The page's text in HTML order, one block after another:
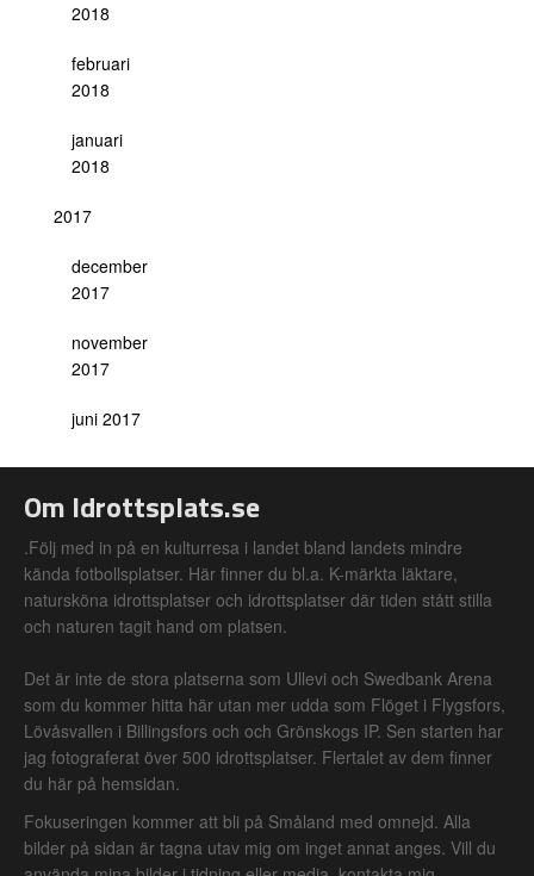
2018
februari
2018
januari
2018
2017
december
2017
november
2017
juni 2017
Om Idrottsplats.se
.Följ med in på en kulturresa i landet bland landets mindre
kända fotbollsplatser. Här finner du bl.a. K-märkta läktare,
natursköna idrottsplatser och idrottsplatser där tiden stått stilla
och naturen tagit hand om platsen.
Det är inte de stora platserna som Ullevi och Swedbank Arena
som du kommer hitta här utan mer udda som Flöget i Flygsfors,
Lövåsvallen i Billingsfors och och Grönskogs IP. Sen starten har
jag fotograferat över 500 idrottsplatser. Flertalet av dem finner
du här på hemsidan.
Fokuseringen kommer att bli på Småland med omnejd. Alla
bilder på sidan är tagna utav mig om inget annat anges. Vill du